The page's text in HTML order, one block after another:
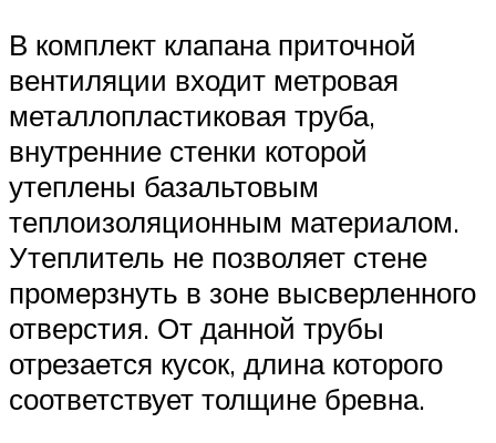
В комплект клапана приточной
вентиляции входит метровая
металлопластиковая труба,
внутренние стенки которой
утеплены базальтовым
теплоизоляционным материалом.
Утеплитель не позволяет стене
промерзнуть в зоне высверленного
отверстия. От данной трубы
отрезается кусок, длина которого
соответствует толщине бревна.